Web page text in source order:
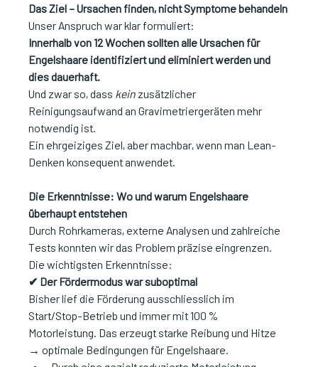
Das Ziel – Ursachen finden, nicht Symptome behandeln
Unser Anspruch war klar formuliert:
Innerhalb von 12 Wochen sollten alle Ursachen für
Engelshaare identifiziert und eliminiert werden und
dies dauerhaft.
Und zwar so, dass kein zusätzlicher
Reinigungsaufwand an Gravimetriergeräten mehr
notwendig ist.
Ein ehrgeiziges Ziel, aber machbar, wenn man Lean-
Denken konsequent anwendet.
Die Erkenntnisse: Wo und warum Engelshaare
überhaupt entstehen
Durch Rohrkameras, externe Analysen und zahlreiche
Tests konnten wir das Problem präzise eingrenzen.
Die wichtigsten Erkenntnisse:
✔ Der Fördermodus war suboptimal
Bisher lief die Förderung ausschliesslich im
Start/Stop-Betrieb und immer mit 100 %
Motorleistung. Das erzeugt starke Reibung und Hitze
→ optimale Bedingungen für Engelshaare.